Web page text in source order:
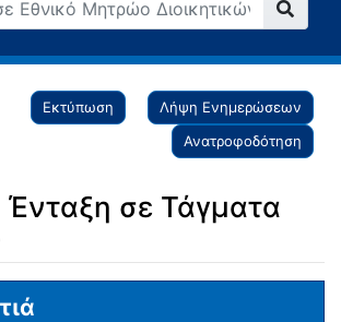
Εκτύπωση
Λήψη Ενημερώσεων
Ανατροφοδότηση
Ένταξη σε Τάγματα